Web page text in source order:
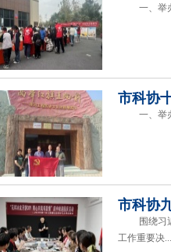
一、举办
市科协
一、举办
市科协
围绕习近
工作重要决...